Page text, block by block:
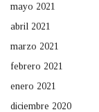
mayo 2021
abril 2021
marzo 2021
febrero 2021
enero 2021
diciembre 2020